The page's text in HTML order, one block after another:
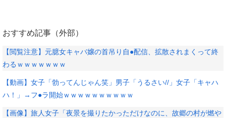
おすすめ記事（外部）
【閲覧注意】元臆女キャバ嬢の首吊り自●配信、拡散されまくって終
わるｗｗｗｗｗｗｗ
【動画】女子「勃ってんじゃん笑」男子「うるさい//」女子「キャハ
ハ！」→フ●ラ開始ｗｗｗｗｗｗｗｗｗｗ
【画像】旅人女子「夜景を撮りたかっただけなのに、故郷の村が燃や